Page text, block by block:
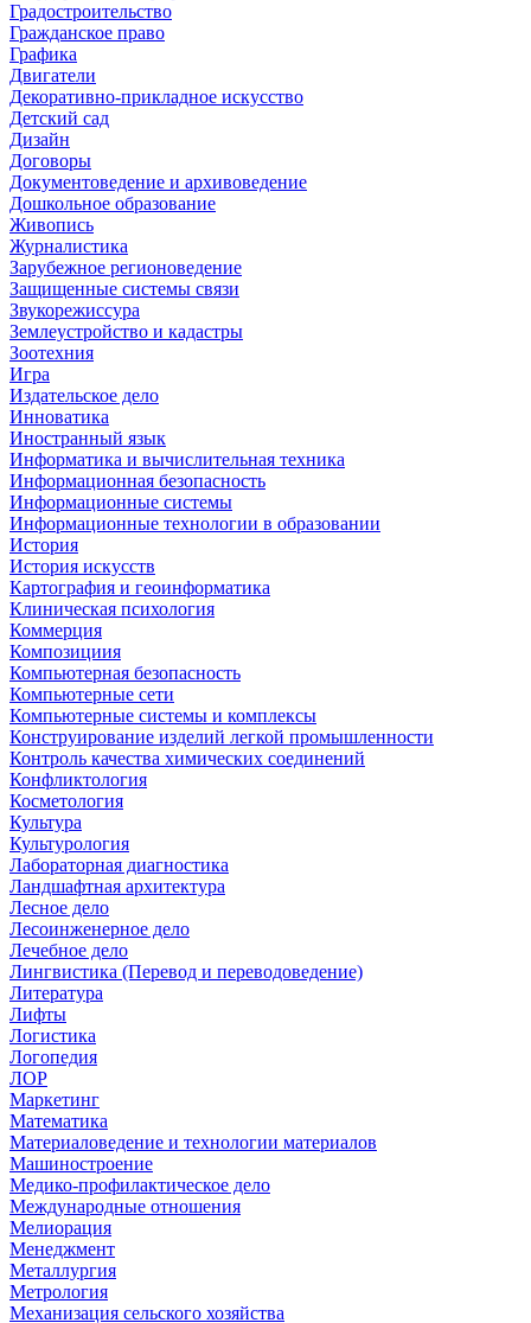
Градостроительство
Гражданское право
Графика
Двигатели
Декоративно-прикладное искусство
Детский сад
Дизайн
Договоры
Документоведение и архивоведение
Дошкольное образование
Живопись
Журналистика
Зарубежное регионоведение
Защищенные системы связи
Звукорежиссура
Землеустройство и кадастры
Зоотехния
Игра
Издательское дело
Инноватика
Иностранный язык
Информатика и вычислительная техника
Информационная безопасность
Информационные системы
Информационные технологии в образовании
История
История искусств
Картография и геоинформатика
Клиническая психология
Коммерция
Композициия
Компьютерная безопасность
Компьютерные сети
Компьютерные системы и комплексы
Конструирование изделий легкой промышленности
Контроль качества химических соединений
Конфликтология
Косметология
Культура
Культурология
Лабораторная диагностика
Ландшафтная архитектура
Лесное дело
Лесоинженерное дело
Лечебное дело
Лингвистика (Перевод и переводоведение)
Литература
Лифты
Логистика
Логопедия
ЛОР
Маркетинг
Математика
Материаловедение и технологии материалов
Машиностроение
Медико-профилактическое дело
Международные отношения
Мелиорация
Менеджмент
Металлургия
Метрология
Механизация сельского хозяйства